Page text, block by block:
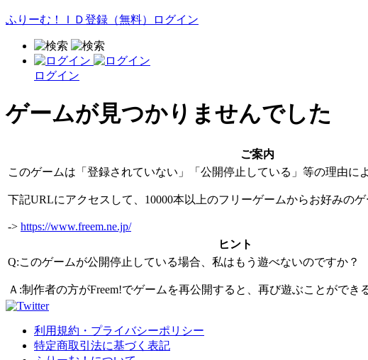
ふりーむ！ＩＤ登録（無料） ログイン
ログイン
ゲームが見つかりませんでした
ご案内
このゲームは「登録されていない」「公開停止している」等の理由に
下記URLにアクセスして、10000本以上のフリーゲームからお好みの
-> https://www.freem.ne.jp/
ヒント
Q:このゲームが公開停止している場合、私はもう遊べないのですか？
Ａ:制作者の方がFreem!でゲームを再公開すると、再び遊ぶことができ
利用規約・プライバシーポリシー
特定商取引法に基づく表記